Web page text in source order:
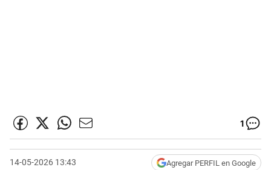
1
14-05-2026 13:43 Agregar PERFIL en Google